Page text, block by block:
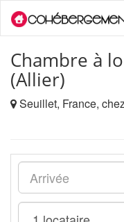
Chambre à
(Allier)
Seuillet, France,